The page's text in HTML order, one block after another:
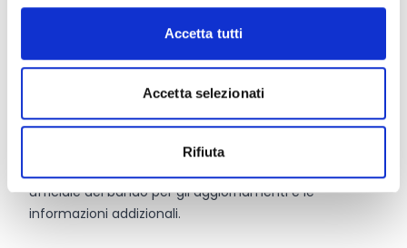
Accetta tutti
Accetta selezionati
Rifiuta
Link e Documenti
Pagina web per formulari e documenti
ufficiale del bando per gli aggiornamenti e le
informazioni addizionali.